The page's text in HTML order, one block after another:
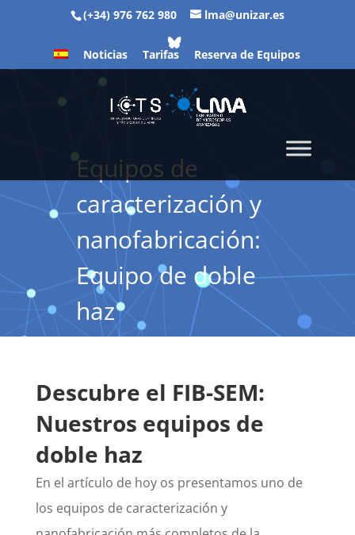
(+34) 976 762 980 lma@unizar.es
Noticias Tarifas Reserva de Equipos
Equipos de
caracterización y
nanofabricación:
Equipo de doble
haz
Descubre el FIB-SEM:
Nuestros equipos de
doble haz
En el artículo de hoy os presentamos uno de
los equipos de caracterización y